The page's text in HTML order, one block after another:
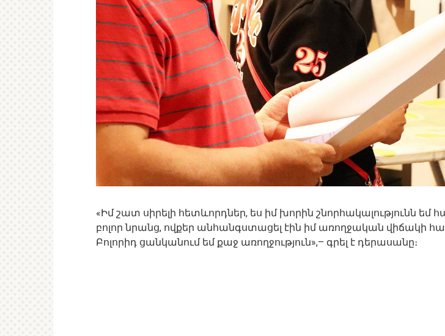
«Իմ շատ սիրելի հետևորդներ, ես իմ խորին շնորհակալությունն եմ
բոլոր նրանց, ովքեր անհանգստացել էին իմ առողջական վիճակի
Բոլորիդ ցանկանում եմ քաջ առողջություն»,– գրել է դերասանը։